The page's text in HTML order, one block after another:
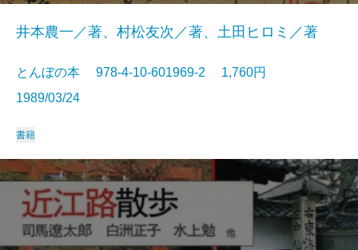
井本農一／著、村松友次／著、土田ヒロミ／著
とんぼの本 978-4-10-601969-2 1,760円
1989/03/24
書籍